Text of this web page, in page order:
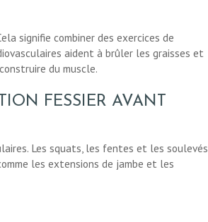
signifie combiner des exercices de
aident à brûler les graisses et
du muscle.
FESSIER AVANT
Les squats, les fentes et les soulevés
les extensions de jambe et les